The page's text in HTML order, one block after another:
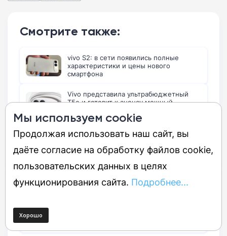
Смотрите также:
vivo S2: в сети появились полные
характеристики и цены нового
смартфона
Vivo представила ультрабюджетный
T5e и готовит к анонсу мощный
Смартфон Vivo S2 выйдет 6 августа:
дизайн и характеристики утекли в сеть
Популярно:
Мы используем cookie
Продолжая использовать наш сайт, вы
даёте согласие на обработку файлов cookie,
пользовательских данных в целях
функционирования сайта. Подробнее...